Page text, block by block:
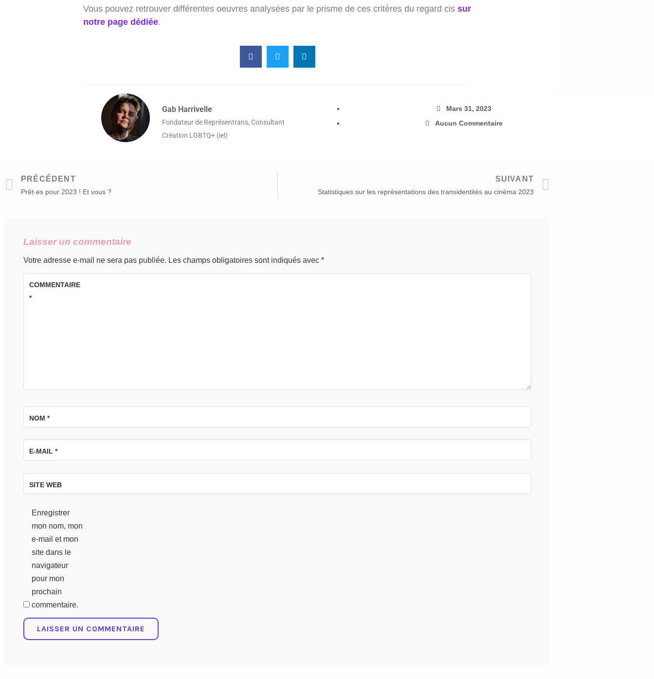
Vous pouvez retrouver différentes oeuvres analysées par le prisme de ces critères du regard cis sur
notre page dédiée.
Gab Harrivelle
Fondateur de Représentrans, Consultant
Création LGBTQ+ (iel)
Mars 31, 2023
Aucun Commentaire
PRÉCÉDENT
Prêt·es pour 2023 ! Et vous ?
SUIVANT
Statistiques sur les représentations des transidentités au cinéma 2023
Laisser un commentaire
Votre adresse e-mail ne sera pas publiée. Les champs obligatoires sont indiqués avec*
COMMENTAIRE
*
NOM *
E-MAIL *
SITE WEB
Enregistrer
mon nom, mon
e-mail et mon
site dans le
navigateur
pour mon
prochain
commentaire.